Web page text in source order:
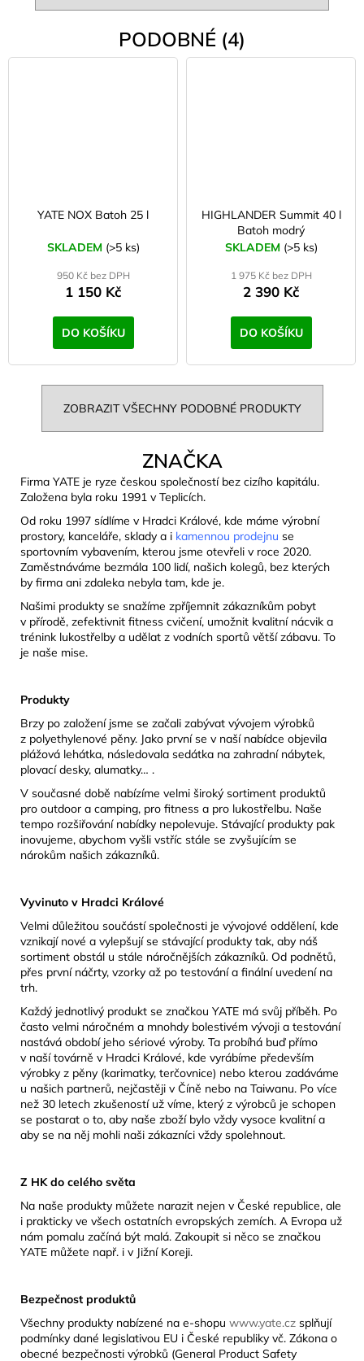
PODOBNÉ (4)
YATE NOX Batoh 25 l
SKLADEM (>5 ks)
950 Kč bez DPH
1 150 Kč
DO KOŠÍKU
HIGHLANDER Summit 40 l
Batoh modrý
SKLADEM (>5 ks)
1 975 Kč bez DPH
2 390 Kč
DO KOŠÍKU
ZOBRAZIT VŠECHNY PODOBNÉ PRODUKTY
ZNAČKA
Firma YATE je ryze českou společností bez cizího kapitálu.
Založena byla roku 1991 v Teplicích.
Od roku 1997 sídlíme v Hradci Králové, kde máme výrobní
prostory, kanceláře, sklady a i kamennou prodejnu se
sportovním vybavením, kterou jsme otevřeli v roce 2020.
Zaměstnáváme bezmála 100 lidí, našich kolegů, bez kterých
by firma ani zdaleka nebyla tam, kde je.
Našimi produkty se snažíme zpříjemnit zákazníkům pobyt
v přírodě, zefektivnit fitness cvičení, umožnit kvalitní nácvik a
trénink lukostřelby a udělat z vodních sportů větší zábavu. To
je naše mise.
Produkty
Brzy po založení jsme se začali zabývat vývojem výrobků
z polyethylenové pěny. Jako první se v naší nabídce objevila
plážová lehátka, následovala sedátka na zahradní nábytek,
plovací desky, alumatky… .
V současné době nabízíme velmi široký sortiment produktů
pro outdoor a camping, pro fitness a pro lukostřelbu. Naše
tempo rozšiřování nabídky nepolevuje. Stávající produkty pak
inovujeme, abychom vyšli vstříc stále se zvyšujícím se
nárokům našich zákazníků.
Vyvinuto v Hradci Králové
Velmi důležitou součástí společnosti je vývojové oddělení, kde
vznikají nové a vylepšují se stávající produkty tak, aby náš
sortiment obstál u stále náročnějších zákazníků. Od podnětů,
přes první náčrty, vzorky až po testování a finální uvedení na
trh.
Každý jednotlivý produkt se značkou YATE má svůj příběh. Po
často velmi náročném a mnohdy bolestivém vývoji a testování
nastává období jeho sériové výroby. Ta probíhá buď přímo
v naší továrně v Hradci Králové, kde vyrábíme především
výrobky z pěny (karimatky, terčovnice) nebo kterou zadáváme
u našich partnerů, nejčastěji v Číně nebo na Taiwanu. Po více
než 30 letech zkušeností už víme, který z výrobců je schopen
se postarat o to, aby naše zboží bylo vždy vysoce kvalitní a
aby se na něj mohli naši zákazníci vždy spolehnout.
Z HK do celého světa
Na naše produkty můžete narazit nejen v České republice, ale
i prakticky ve všech ostatních evropských zemích. A Evropa už
nám pomalu začíná být malá. Zakoupit si něco se značkou
YATE můžete např. i v Jižní Koreji.
Bezpečnost produktů
Všechny produkty nabízené na e-shopu www.yate.cz splňují
podmínky dané legislativou EU i České republiky vč. Zákona o
obecné bezpečnosti výrobků (General Product Safety